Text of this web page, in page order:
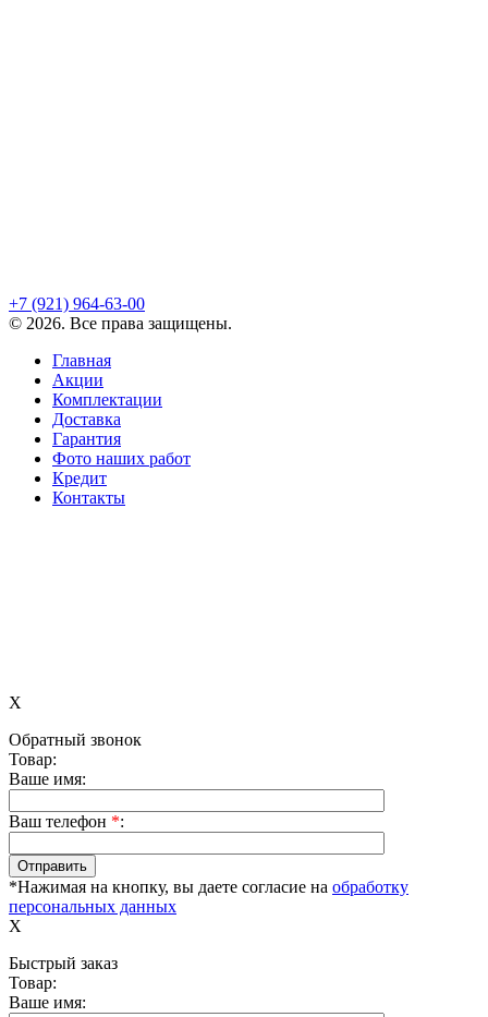
+7 (921) 964-63-00
© 2026. Все права защищены.
Главная
Акции
Комплектации
Доставка
Гарантия
Фото наших работ
Кредит
Контакты
X
Обратный звонок
Товар:
Ваше имя:
Ваш телефон *:
*Нажимая на кнопку, вы даете согласие на обработку
персональных данных
X
Быстрый заказ
Товар:
Ваше имя: